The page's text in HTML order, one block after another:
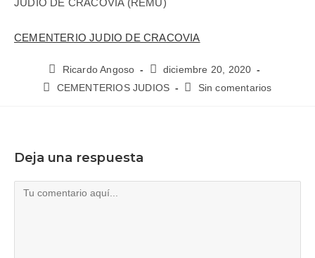
CEMENTERIO JUDIO DE CRACOVIA
Ricardo Angoso
diciembre 20, 2020
CEMENTERIOS JUDIOS
Sin comentarios
Deja una respuesta